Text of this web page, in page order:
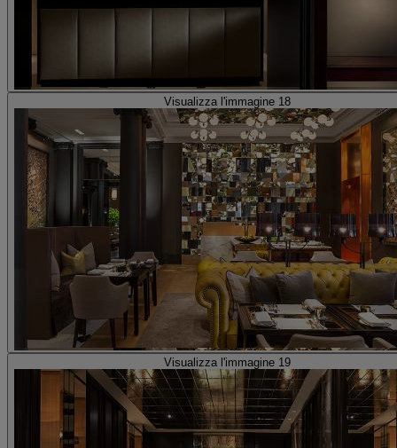
Visualizza l'immagine 18
Visualizza l'immagine 19